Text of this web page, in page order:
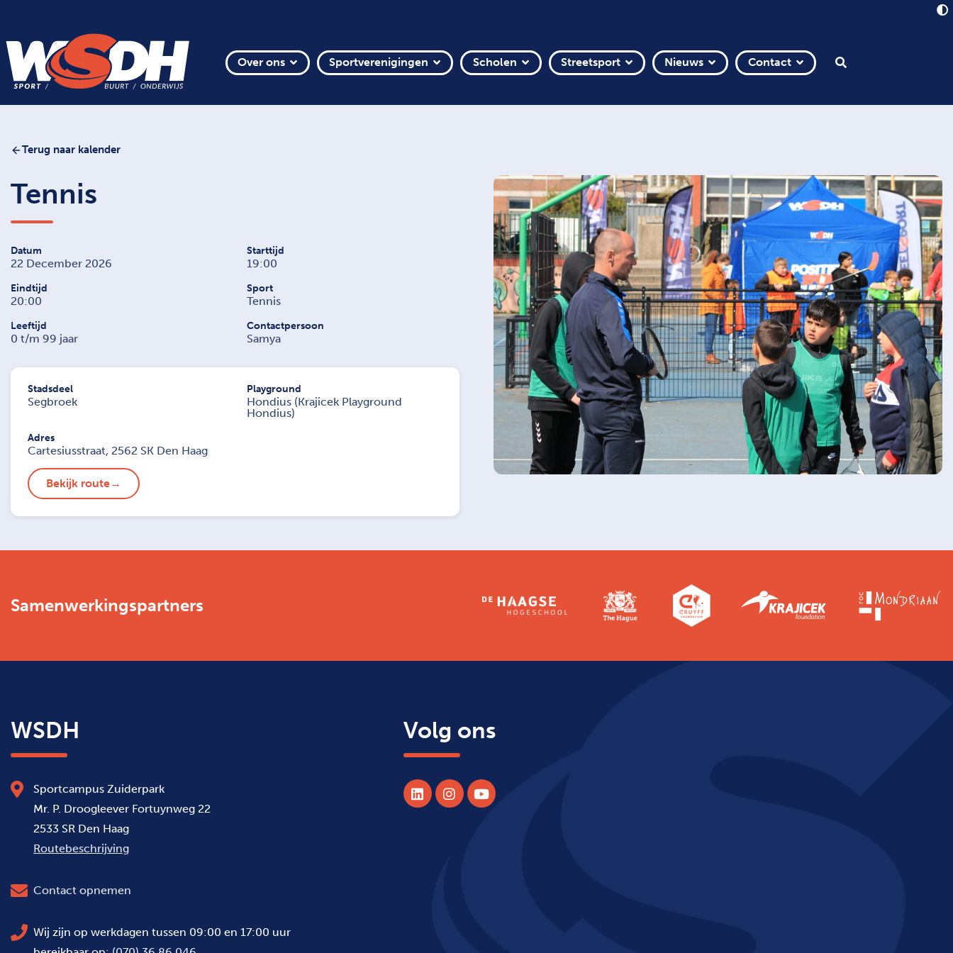
Over ons Sportverenigingen Scholen Streetsport Nieuws Contact
Terug naar kalender
Tennis
Datum
22 December 2026
Starttijd
19:00
Eindtijd
20:00
Sport
Tennis
Leeftijd
0 t/m 99 jaar
Contactpersoon
Samya
Stadsdeel
Segbroek
Playground
Hondius (Krajicek Playground
Hondius)
Adres
Cartesiusstraat, 2562 SK Den Haag
Bekijk route
Samenwerkingspartners
WSDH
Sportcampus Zuiderpark
Mr. P. Droogleever Fortuynweg 22
2533 SR Den Haag
Routebeschrijving
Contact opnemen
Wij zijn op werkdagen tussen 09:00 en 17:00 uur
Volg ons